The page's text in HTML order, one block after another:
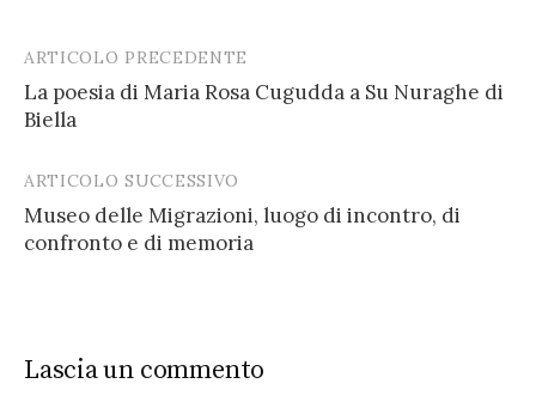
Post
navigation
ARTICOLO PRECEDENTE
La poesia di Maria Rosa Cugudda a Su Nuraghe di
Biella
ARTICOLO SUCCESSIVO
Museo delle Migrazioni, luogo di incontro, di
confronto e di memoria
Lascia un commento